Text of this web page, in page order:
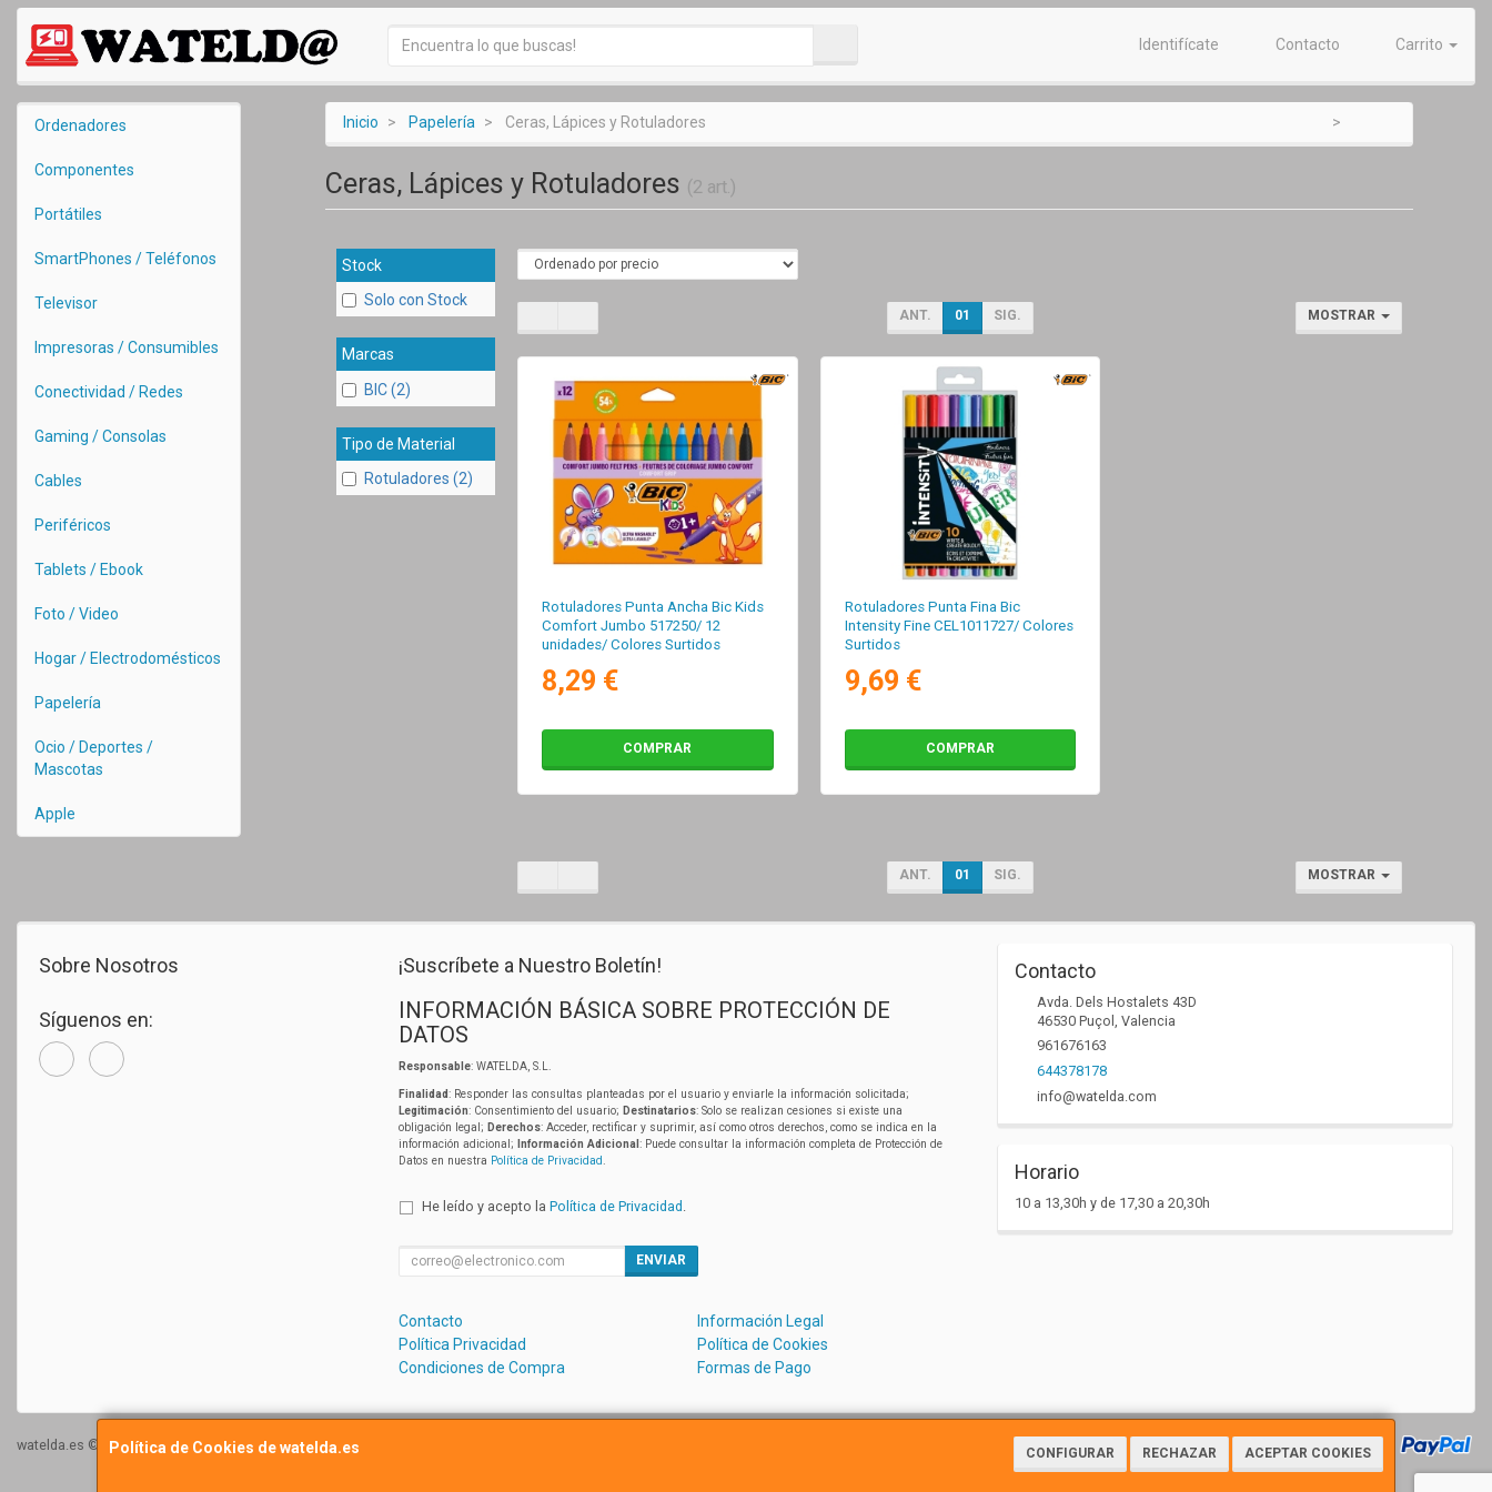
Identifícate Contacto Carrito
Ordenadores
Componentes
Portátiles
SmartPhones / Teléfonos
Televisor
Impresoras / Consumibles
Conectividad / Redes
Gaming / Consolas
Cables
Periféricos
Tablets / Ebook
Foto / Video
Hogar / Electrodomésticos
Papelería
Ocio / Deportes /
Mascotas
Apple
Inicio Papelería Ceras, Lápices y Rotuladores
Ceras, Lápices y Rotuladores (2 art.)
Stock
Solo con Stock
Marcas
BIC (2)
Tipo de Material
Rotuladores (2)
ANT. 01 SIG. MOSTRAR
Rotuladores Punta Ancha Bic Kids
Comfort Jumbo 517250/ 12
unidades/ Colores Surtidos
8,29 €
COMPRAR
Rotuladores Punta Fina Bic
Intensity Fine CEL1011727/ Colores
Surtidos
9,69 €
COMPRAR
ANT. 01 SIG. MOSTRAR
Política de Cookies de watelda.es CONFIGURAR RECHAZAR ACEPTAR COOKIES
Sobre Nosotros
Síguenos en:
¡Suscríbete a Nuestro Boletín!
INFORMACIÓN BÁSICA SOBRE PROTECCIÓN DE
DATOS
Responsable: WATELDA, S.L.
Finalidad: Responder las consultas planteadas por el usuario y enviarle la información solicitada;
Legitimación: Consentimiento del usuario; Destinatarios: Solo se realizan cesiones si existe una
obligación legal; Derechos: Acceder, rectificar y suprimir, así como otros derechos, como se indica en la
información adicional;
Información Adicional : Puede consultar la información completa de Protección de
Datos en nuestra Política de Privacidad
He leído y acepto la Política de Privacidad .
ENVIAR
Contacto
Información Legal
Política Privacidad
Política de Cookies
Condiciones de Compra
Formas de Pago
Contacto
Avda. Dels Hostalets 43D
46530 Puçol , Valencia
961676163
644378178
info@watelda.com
Horario
10 a 13,30h y de 17,30 a 20,30h
watelda.es © 2026